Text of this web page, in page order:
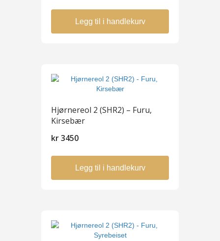
Legg til i handlekurv
Hjørnereol 2 (SHR2) – Furu,
Kirsebær
kr3450
Legg til i handlekurv